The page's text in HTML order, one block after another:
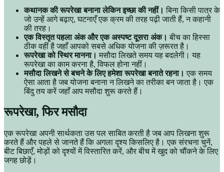
कथानक की रूपरेखा बनाना लेकिन इच्छा की नहीं। बिना किसी पात्र के
जो उन्हें आगे बढ़ाए, घटनाएँ एक क्रम की तरह पढ़ी जाती हैं, न कहानी
की तरह।
एक विस्तृत पहला अंक और एक अस्पष्ट दूसरा अंक। बीच का हिस्सा
ठीक वहीं है जहाँ आपको सबसे अधिक योजना की ज़रूरत है।
रूपरेखा को स्थिर मानना। मसौदा लिखते समय यह बदलेगी। यह
रूपरेखा का काम करना है, विफल होना नहीं।
मसौदा लिखने से बचने के लिए हमेशा रूपरेखा बनाते रहना। एक समय
ऐसा आता है जब योजना बनाना न लिखने का तरीका बन जाता है। एक
बिंदु तय करें जहाँ आप मसौदा शुरू करते हैं।
रूपरेखा, फिर मसौदा
एक रूपरेखा अपनी सार्थकता उस पल साबित करती है जब आप लिखना शुरू
करते हैं और पहले से जानते हैं कि अगला दृश्य किसलिए है। एक संरचना चुनें,
बीट बिछाएँ, मोड़ों को दृश्यों में विस्तारित करें, और बीच में खुद को चौंकने के लिए
जगह छोड़ें।